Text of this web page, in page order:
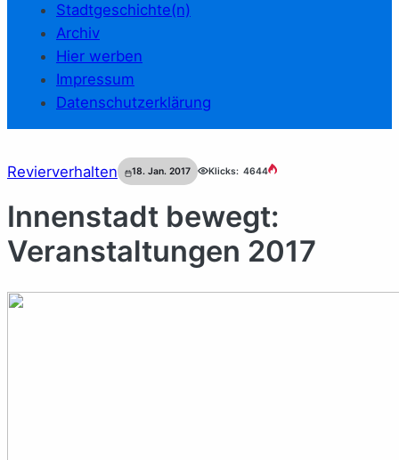
Stadtgeschichte(n)
Archiv
Hier werben
Impressum
Datenschutzerklärung
Revierverhalten 18. Jan. 2017 Klicks: 4644
Innenstadt bewegt:
Veranstaltungen 2017